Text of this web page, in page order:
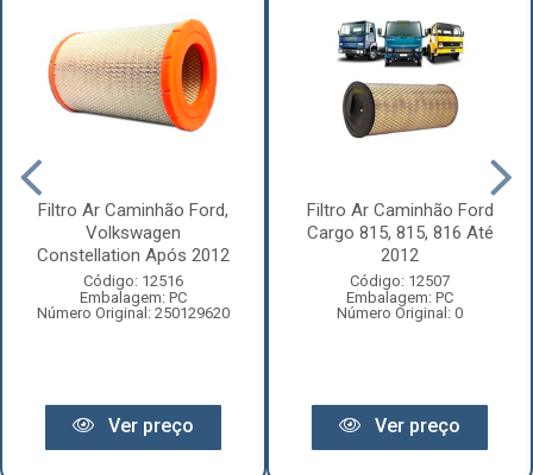
Filtro Ar Caminhão Ford,
Volkswagen
Constellation Após 2012
Código: 12516
Embalagem: PC
Número Original: 250129620
Ver preço
Filtro Ar Caminhão Ford
Cargo 815, 815, 816 Até
2012
Código: 12507
Embalagem: PC
Número Original: 0
Ver preço